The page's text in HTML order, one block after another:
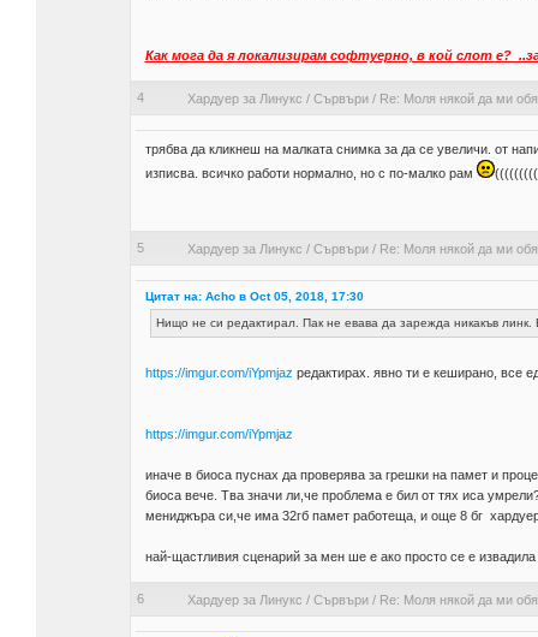
Как мога да я локализирам софтуерно, в кой слот е?
4 Хардуер за Линукс / Сървъри/ Re: Моля някой да ми
трябва да кликнеш на малката снимка за да се увеличи. от
изписва. всичко работи нормално, но с по-малко рам
(((((((((
5 Хардуер за Линукс / Сървъри/ Re: Моля някой да ми
Цитат на: Acho в Oct 05, 2018, 17:30
Нищо не си редактирал. Пак не евава да зарежда никакъв
https://imgur.com/iYpmjaz редактирах. явно ти е кеширано, все
https://imgur.com/iYpmjaz
иначе в биоса пуснах да проверява за грешки на памет и
биоса вече. Тва значи ли,че проблема е бил от тях иса
мениджъра си,че има 32гб памет работеща, и още 8 бг
най-щастливия сценарий за мен ше е ако просто се е
6 Хардуер за Линукс / Сървъри/ Re: Моля някой да ми